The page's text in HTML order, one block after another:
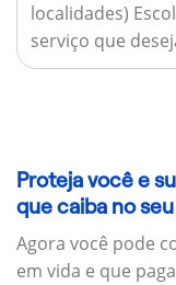
localidades)
serviço que
Proteja você e
que caiba no
Agora você pode
em vida e que